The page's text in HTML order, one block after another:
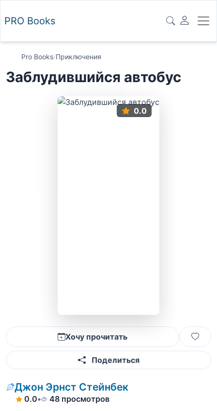
PRO Books
Pro Books/Приключения
Заблудившийся автобус
0.0
Хочу прочитать
Поделиться
Джон Эрнст Стейнбек
0.0• 48 просмотров